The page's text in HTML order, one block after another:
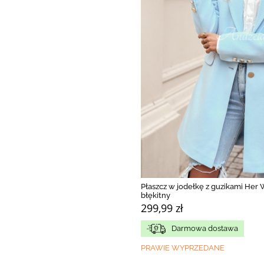
Płaszcz w jodełkę z guzikami Her
błękitny
299,99 zł
Darmowa dostawa
PRAWIE WYPRZEDANE